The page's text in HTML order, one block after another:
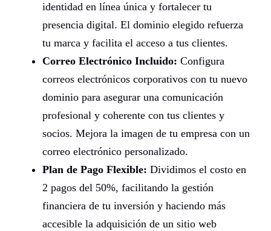
identidad en línea única y fortalecer tu
presencia digital. El dominio elegido refuerza
tu marca y facilita el acceso a tus clientes.
Correo Electrónico Incluido: Configura
correos electrónicos corporativos con tu nuevo
dominio para asegurar una comunicación
profesional y coherente con tus clientes y
socios. Mejora la imagen de tu empresa con un
correo electrónico personalizado.
Plan de Pago Flexible: Dividimos el costo en
2 pagos del 50%, facilitando la gestión
financiera de tu inversión y haciendo más
accesible la adquisición de un sitio web